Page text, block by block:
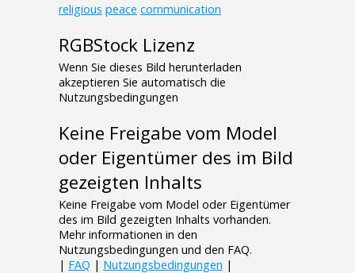
religious peace communication
RGBStock Lizenz
Wenn Sie dieses Bild herunterladen
akzeptieren Sie automatisch die
Nutzungsbedingungen
Keine Freigabe vom Model
oder Eigentümer des im Bild
gezeigten Inhalts
Keine Freigabe vom Model oder Eigentümer
des im Bild gezeigten Inhalts vorhanden.
Mehr informationen in den
Nutzungsbedingungen und den FAQ.
| FAQ | Nutzungsbedingungen |